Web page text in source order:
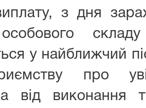
з дня
у найближчий
про
від виконання